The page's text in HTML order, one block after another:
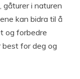
gåturer i naturen
kan bidra til å
og forbedre
for deg og